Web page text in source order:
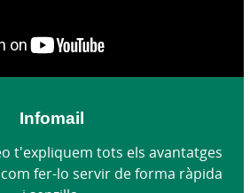
Infomail
t'expliquem tots els avantatges
fer-lo servir de forma ràpida